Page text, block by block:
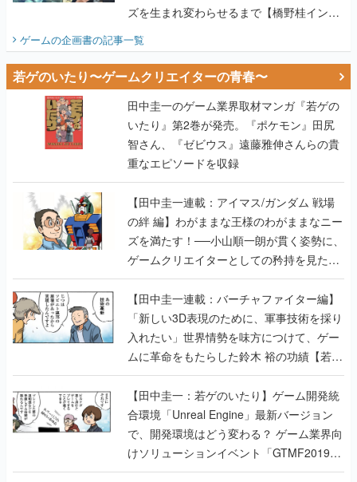
ズを生まれ変わらせるまで【橋野桂インタ
ゲームの企画書の記事一覧
若ゲのいたり〜ゲームクリエイターの青春〜
田中圭一のゲーム業界取材マンガ『若ゲの
いたり』第2巻が発売。『ポケモン』田尻
智さん、『ゼビウス』遠藤雅伸さんらの貴
重なエピソードを収録
【田中圭一連載：アイマス/ガンダム 戦場
の絆 編】わがままな王様のわがままなニー
ズを満たす！──小山順一朗が貫く姿勢に、
ゲームクリエイターとしての矜持を見た
【若ゲのいたり最終回】
【田中圭一連載：バーチャファイター編】
「新しい3D表現のために、軍事技術を採り
入れたい」世界情勢を味方につけて、ゲー
ムに革命をもたらした鈴木 裕の功績【若ゲ
のいたり】
【田中圭一：若ゲのいたり】ゲーム開発統
合環境「Unreal Engine」最新バージョン
で、開発環境はどう変わる？ ゲーム業界向
けソリューションイベント「GTMF2019」
に行って、より理解を深めよう【PR】